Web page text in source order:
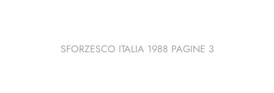
SFORZESCO ITALIA 1988 PAGINE 3